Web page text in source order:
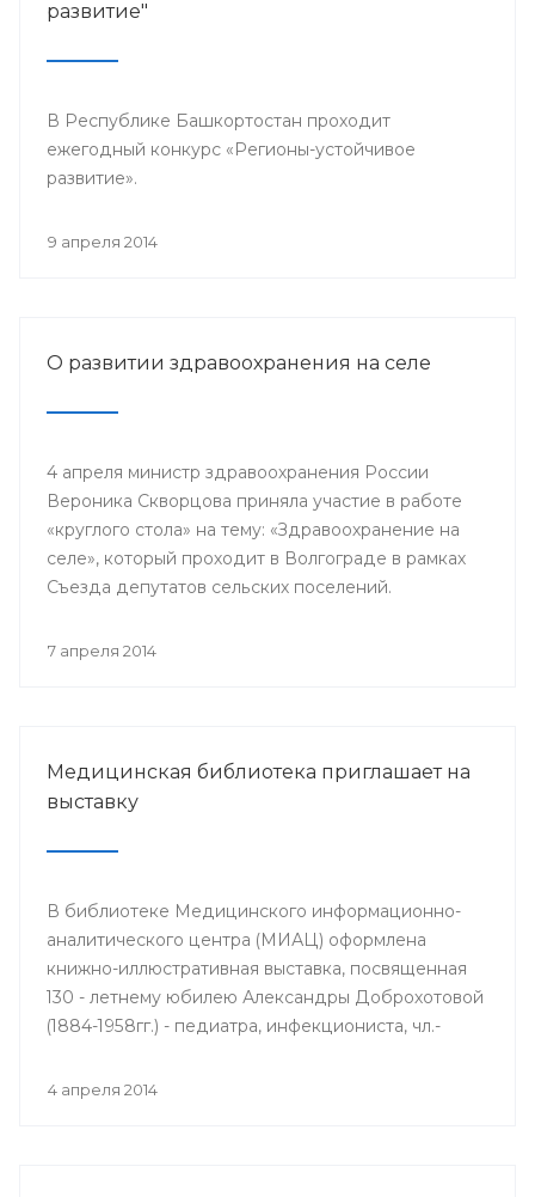
развитие"
В Республике Башкортостан проходит
ежегодный конкурс «Регионы-устойчивое
развитие».
9 апреля 2014
О развитии здравоохранения на селе
4 апреля министр здравоохранения России
Вероника Скворцова приняла участие в работе
«круглого стола» на тему: «Здравоохранение на
селе», который проходит в Волгограде в рамках
Съезда депутатов сельских поселений.
7 апреля 2014
Медицинская библиотека приглашает на
выставку
В библиотеке Медицинского информационно-
аналитического центра (МИАЦ) оформлена
книжно-иллюстративная выставка, посвященная
130 - летнему юбилею Александры Доброхотовой
(1884-1958гг.) - педиатра, инфекциониста, чл.-
деятеля науки РСФСР.
4 апреля 2014